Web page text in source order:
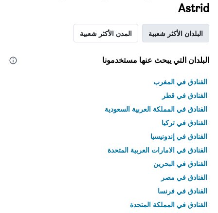
Astrid
البلدان الأكثر شعبية المدن الأكثر شعبية
البلدان التي يبحث عنها مستخدمونا
الفنادق في المغرب
الفنادق في قطر
الفنادق في المملكة العربية السعودية
الفنادق في تركيا
الفنادق في إندونيسيا
الفنادق في الامارات العربية المتحدة
الفنادق في البحرين
الفنادق في مصر
الفنادق في فرنسا
الفنادق في المملكة المتحدة